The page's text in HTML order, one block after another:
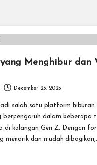
yang Menghibur dan
December 23, 2025
salah satu platform hiburan
berpengaruh dalam beberapa
di kalangan Gen Z. Dengan
menarik dan mudah